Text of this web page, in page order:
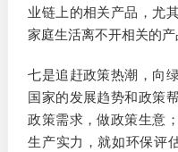
业链上的相关产品，尤
家庭生活离不开相关的产
七是追赶政策热潮，向
国家的发展趋势和政策
政策需求，做政策生意
生产实力，就如环保评